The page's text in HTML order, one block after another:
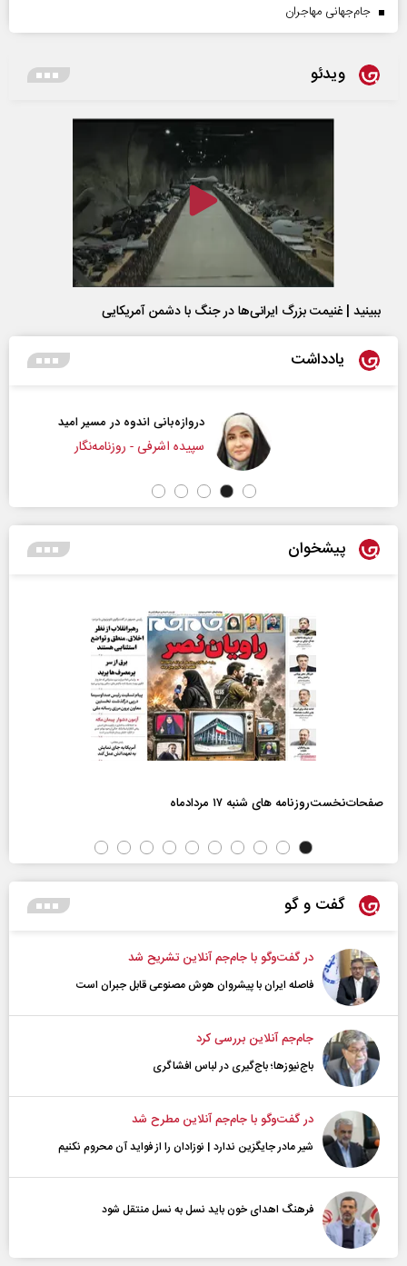
جام‌جهانی مهاجران
ویدئو
ببینید | غنیمت بزرگ ایرانی‌ها در جنگ با دشمن آمریکایی
یادداشت
دروازه‌بانی اندوه در مسیر امید
سپیده اشرفی - روزنامه‌نگار
پیشخوان
صفحات‌نخست‌روزنامه ها‌ی شنبه ۱۷ مردادماه
گفت و گو
در گفت‌و‌گو با جام‌جم آنلاین تشریح شد
فاصله ایران با پیشرو‌ان هوش مصنوعی قابل جبران است
جام‌جم آنلاین بررسی کرد
باج‌نیوزها؛ باج‌گیری در لباس افشاگری
در گفت‌و‌گو با جام‌جم آنلاین مطرح شد
شیر مادر جایگزین ندارد | نوزادان را از فواید آن محروم نکنیم
فرهنگ اهدای خون باید نسل به نسل منتقل شود